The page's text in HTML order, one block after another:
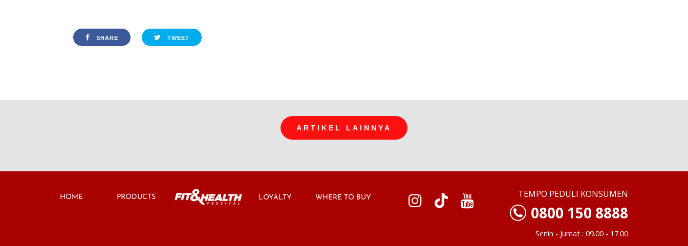
SHARE TWEET
ARTIKEL LAINNYA
HOME PRODUCTS LOYALTY WHERE TO BUY TEMPO PEDULI KONSUMEN
0800 150 8888
Senin - Jumat : 09.00 - 17.00